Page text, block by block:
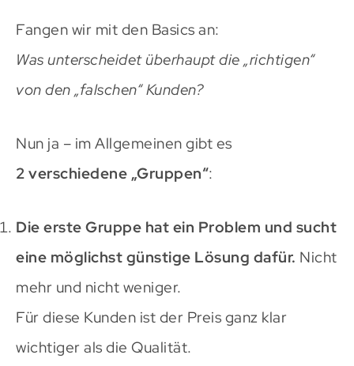
Fangen wir mit den Basics an:
Was unterscheidet überhaupt die „richtigen“
von den „falschen“ Kunden?
Nun ja – im Allgemeinen gibt es
2 verschiedene „Gruppen“:
Die erste Gruppe hat ein Problem und sucht
eine möglichst günstige Lösung dafür. Nicht
mehr und nicht weniger.
Für diese Kunden ist der Preis ganz klar
wichtiger als die Qualität.